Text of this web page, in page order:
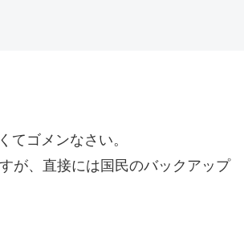
てゴメンなさい。
が、直接には国民のバックアップ